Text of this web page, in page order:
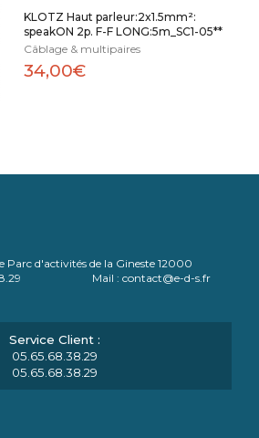
KLOTZ Haut parleur:2x1.5mm²:
speakON 2p. F-F LONG:5m_SC1-05**
Câblage & multipaires
34,00€
Parc d'activités de la Gineste 12000
Mail : contact@e-d-s.fr
05.65.68.38.29
05.65.68.38.29